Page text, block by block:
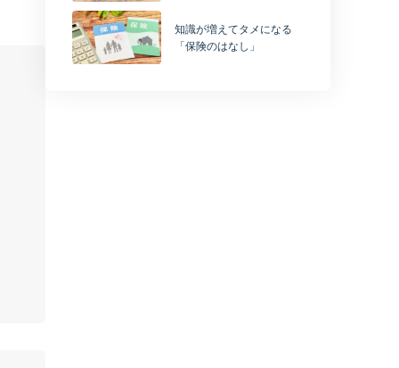
知識が増えてタメになる
「保険のはなし」